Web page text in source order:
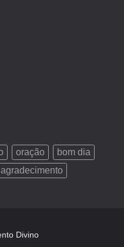
oração
bom dia
agradecimento
Divino